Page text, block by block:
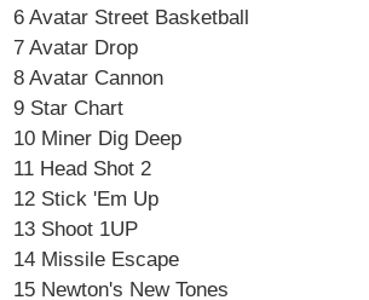
6 Avatar Street Basketball
7 Avatar Drop
8 Avatar Cannon
9 Star Chart
10 Miner Dig Deep
11 Head Shot 2
12 Stick 'Em Up
13 Shoot 1UP
14 Missile Escape
15 Newton's New Tones